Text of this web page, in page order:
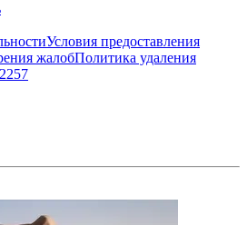
Условия предоставления
жалобПолитика удаления